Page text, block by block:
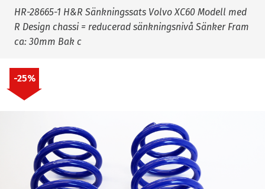
HR-28665-1 H&R Sänkningssats Volvo XC60 Modell med
R Design chassi = reducerad sänkningsnivå Sänker Fram
ca: 30mm Bak c
25%